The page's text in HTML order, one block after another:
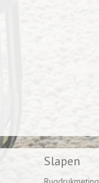
Slapen